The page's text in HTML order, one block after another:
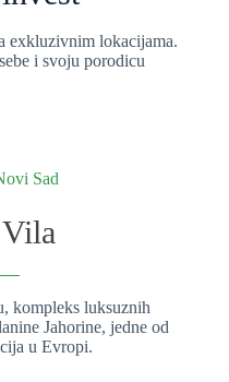
exkluzivnim lokacijama.
i svoju porodicu
Sad
kompleks luksuznih
Jahorine, jedne od
u Evropi.